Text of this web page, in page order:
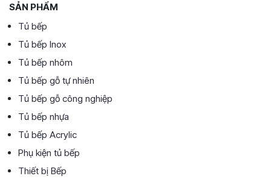
SẢN PHẨM
Tủ bếp
Tủ bếp Inox
Tủ bếp nhôm
Tủ bếp gỗ tự nhiên
Tủ bếp gỗ công nghiệp
Tủ bếp nhựa
Tủ bếp Acrylic
Phụ kiện tủ bếp
Thiết bị Bếp